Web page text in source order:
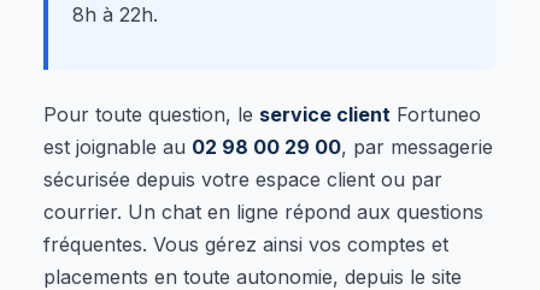
8h à 22h.
Pour toute question, le service client Fortuneo
est joignable au 02 98 00 29 00, par messagerie
sécurisée depuis votre espace client ou par
courrier. Un chat en ligne répond aux questions
fréquentes. Vous gérez ainsi vos comptes et
placements en toute autonomie, depuis le site